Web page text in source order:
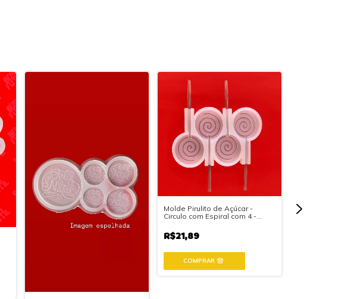
Molde Pirulito de Açúcar -
Circulo com Espiral com 4 -
R$21,89
Molde Pirulito